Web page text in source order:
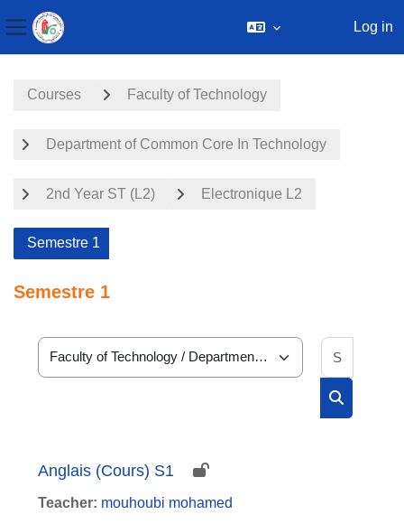
Side panel
Log in
Courses Faculty of Technology
Department of Common Core In Technology
2nd Year ST (L2) Electronique L2
Semestre 1
Semestre 1
Course categories
Anglais (Cours) S1
Teacher: mouhoubi mohamed